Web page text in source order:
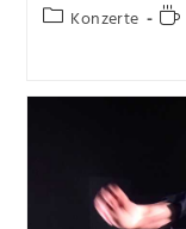
Konzerte